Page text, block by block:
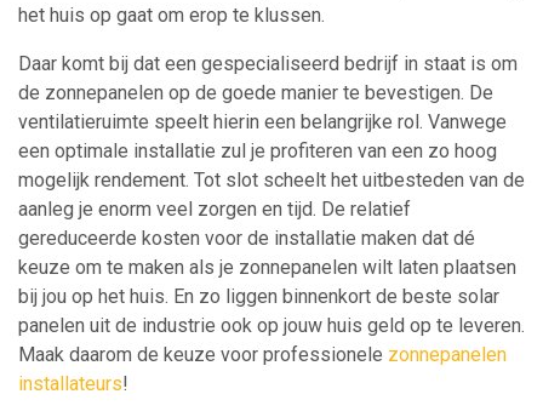
het huis op gaat om erop te klussen.
Daar komt bij dat een gespecialiseerd bedrijf in staat is om
de zonnepanelen op de goede manier te bevestigen. De
ventilatieruimte speelt hierin een belangrijke rol. Vanwege
een optimale installatie zul je profiteren van een zo hoog
mogelijk rendement. Tot slot scheelt het uitbesteden van de
aanleg je enorm veel zorgen en tijd. De relatief
gereduceerde kosten voor de installatie maken dat dé
keuze om te maken als je zonnepanelen wilt laten plaatsen
bij jou op het huis. En zo liggen binnenkort de beste solar
panelen uit de industrie ook op jouw huis geld op te leveren.
Maak daarom de keuze voor professionele zonnepanelen
installateurs!